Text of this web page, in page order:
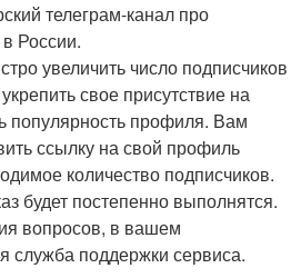
телеграм-канал про
России.
увеличить число подписчиков
свое присутствие на
популярность профиля. Вам
ссылку на свой профиль
количество подписчиков.
будет постепенно выполнятся.
вопросов, в вашем
служба поддержки сервиса.